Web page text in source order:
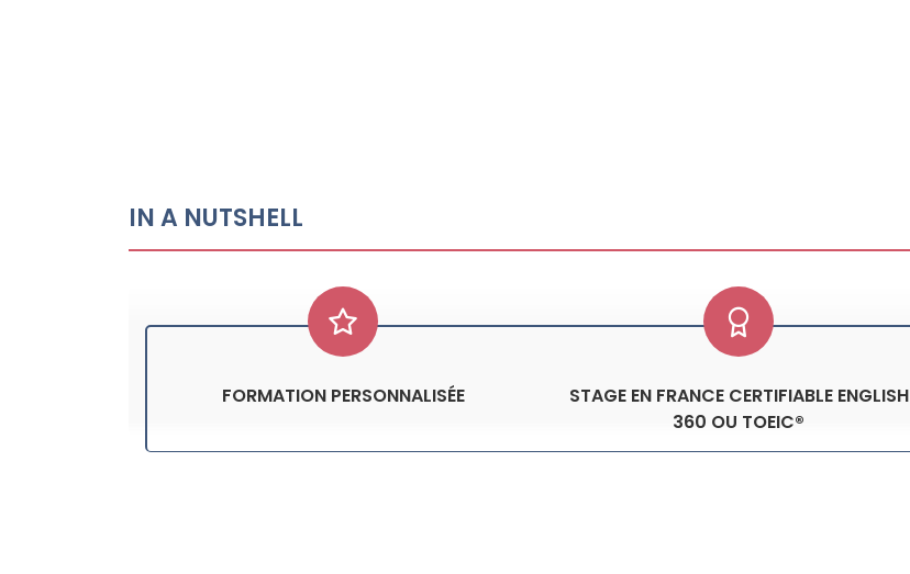
IN A NUTSHELL
FORMATION PERSONNALISÉE
STAGE EN FRANCE CERTIFIABLE ENGLISH
360 OU TOEIC®